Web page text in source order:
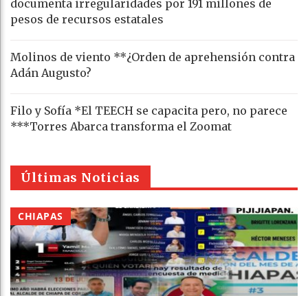
documenta irregularidades por 191 millones de
pesos de recursos estatales
Molinos de viento **¿Orden de aprehensión contra
Adán Augusto?
Filo y Sofía *El TEECH se capacita pero, no parece
***Torres Abarca transforma el Zoomat
Últimas Noticias
CHIAPAS